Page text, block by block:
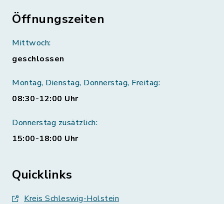
Öffnungszeiten
Mittwoch:
geschlossen
Montag, Dienstag, Donnerstag, Freitag:
08:30-12:00 Uhr
Donnerstag zusätzlich:
15:00-18:00 Uhr
Quicklinks
Kreis Schleswig-Holstein